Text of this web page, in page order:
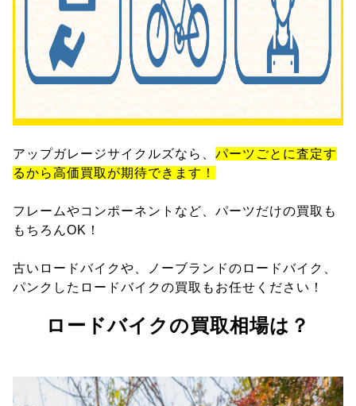
アップガレージサイクルズなら、 パーツごとに査定す
るから高価買取が期待できます！
フレームやコンポーネントなど、パーツだけの買取も
もちろんOK！
古いロードバイクや、ノーブランドのロードバイク、
パンクしたロードバイクの買取もお任せください！
ロードバイクの買取相場は？